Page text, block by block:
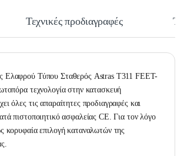
Τεχνικές προδιαγραφές
Ελαφρού Τύπου Σταθερός Astras T311 FEET-
τεχνολογία στην κατασκευή
όλες τις απαραίτητες προδιαγραφές και
πιστοποιητικό ασφαλείας CE. Για τον λόγο
κορυφαία επιλογή καταναλωτών της